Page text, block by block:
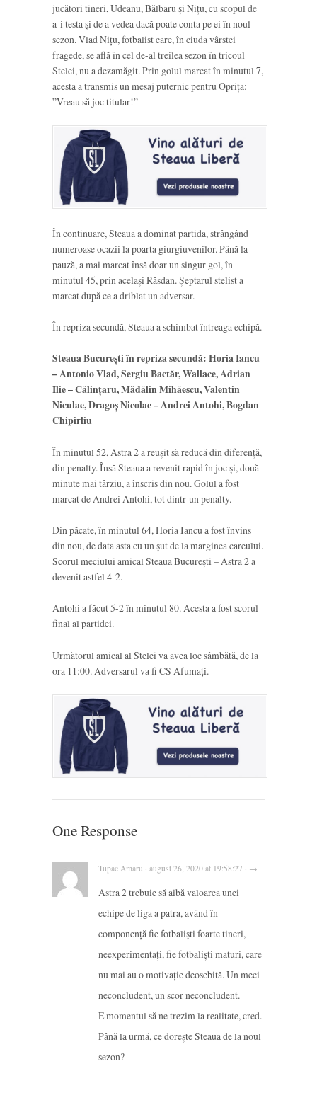
jucători tineri, Udeanu, Bălbaru și Nițu, cu scopul de
a-i testa și de a vedea dacă poate conta pe ei în noul
sezon. Vlad Nițu, fotbalist care, în ciuda vârstei
fragede, se află în cel de-al treilea sezon în tricoul
Stelei, nu a dezamăgit. Prin golul marcat în minutul 7,
acesta a transmis un mesaj puternic pentru Oprița:
”Vreau să joc titular!”
În continuare, Steaua a dominat partida, strângând
numeroase ocazii la poarta giurgiuvenilor. Până la
pauză, a mai marcat însă doar un singur gol, în
minutul 45, prin același Răsdan. Șeptarul stelist a
marcat după ce a driblat un adversar.
În repriza secundă, Steaua a schimbat întreaga echipă.
Steaua București în repriza secundă: Horia Iancu
– Antonio Vlad, Sergiu Bactăr, Wallace, Adrian
Ilie – Călințaru, Mădălin Mihăescu, Valentin
Niculae, Dragoș Nicolae – Andrei Antohi, Bogdan
Chipirliu
În minutul 52, Astra 2 a reușit să reducă din diferență,
din penalty. Însă Steaua a revenit rapid în joc și, două
minute mai târziu, a înscris din nou. Golul a fost
marcat de Andrei Antohi, tot dintr-un penalty.
Din păcate, în minutul 64, Horia Iancu a fost învins
din nou, de data asta cu un șut de la marginea careului.
Scorul meciului amical Steaua București – Astra 2 a
devenit astfel 4-2.
Antohi a făcut 5-2 în minutul 80. Acesta a fost scorul
final al partidei.
Următorul amical al Stelei va avea loc sâmbătă, de la
ora 11:00. Adversarul va fi CS Afumați.
One Response
Tupac Amaru · august 26, 2020 at 19:58:27 · →
Astra 2 trebuie să aibă valoarea unei
echipe de liga a patra, având în
componență fie fotbaliști foarte tineri,
neexperimentați, fie fotbaliști maturi, care
nu mai au o motivație deosebită. Un meci
neconcludent, un scor neconcludent.
E momentul să ne trezim la realitate, cred.
Până la urmă, ce dorește Steaua de la noul
sezon?